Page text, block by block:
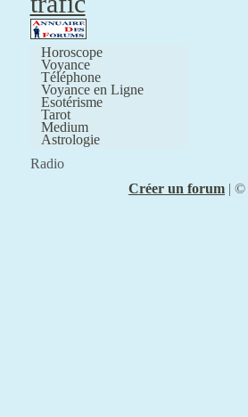
Horoscope
Voyance
Téléphone
Voyance en Ligne
Esotérisme
Tarot
Medium
Astrologie
Radio
Créer un forum | ©